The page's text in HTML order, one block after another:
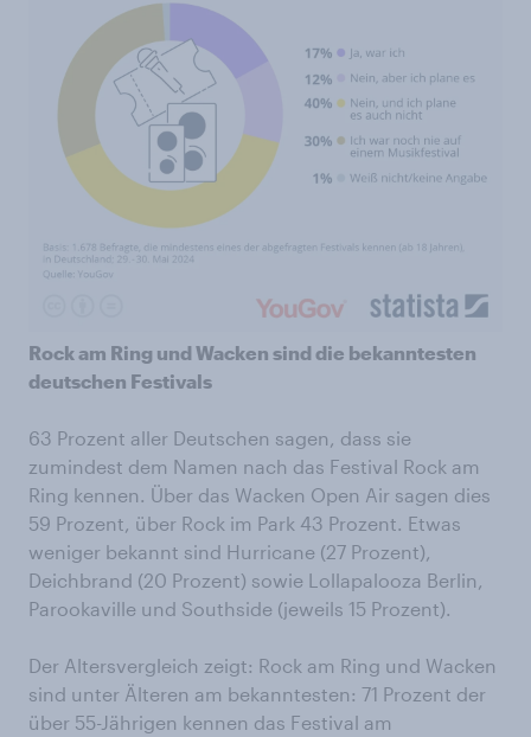
Rock am Ring und Wacken sind die bekanntesten
deutschen Festivals
63 Prozent aller Deutschen sagen, dass sie
zumindest dem Namen nach das Festival Rock am
Ring kennen. Über das Wacken Open Air sagen dies
59 Prozent, über Rock im Park 43 Prozent. Etwas
weniger bekannt sind Hurricane (27 Prozent),
Deichbrand (20 Prozent) sowie Lollapalooza Berlin,
Parookaville und Southside (jeweils 15 Prozent).
Der Altersvergleich zeigt: Rock am Ring und Wacken
sind unter Älteren am bekanntesten: 71 Prozent der
über 55-Jährigen kennen das Festival am